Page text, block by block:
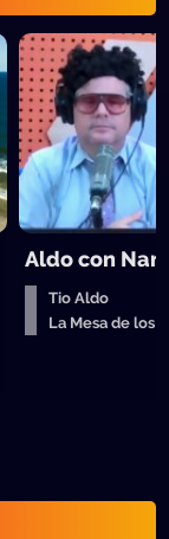
Aldo con
Tio Aldo
La Mesa de